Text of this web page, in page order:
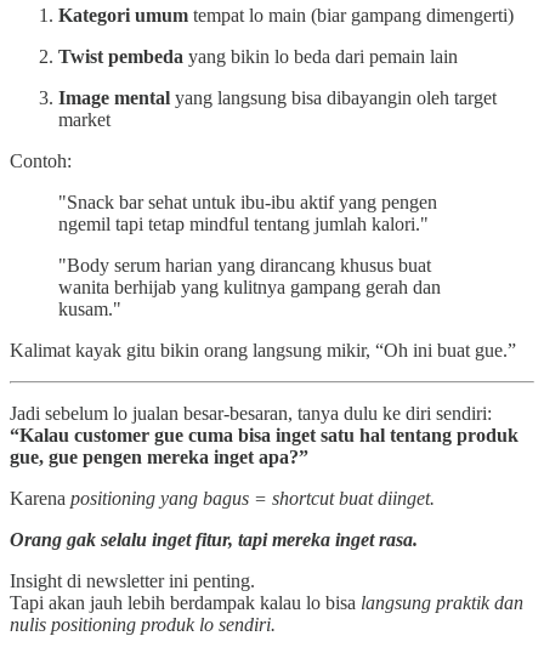
Kategori umum tempat lo main (biar gampang dimengerti)
Twist pembeda yang bikin lo beda dari pemain lain
Image mental yang langsung bisa dibayangin oleh target
market
Contoh:
"Snack bar sehat untuk ibu-ibu aktif yang pengen
ngemil tapi tetap mindful tentang jumlah kalori."
"Body serum harian yang dirancang khusus buat
wanita berhijab yang kulitnya gampang gerah dan
kusam."
Kalimat kayak gitu bikin orang langsung mikir, “Oh ini buat gue.”
Jadi sebelum lo jualan besar-besaran, tanya dulu ke diri sendiri:
“Kalau customer gue cuma bisa inget satu hal tentang produk
gue, gue pengen mereka inget apa?”
Karena positioning yang bagus = shortcut buat diinget.
Orang gak selalu inget fitur, tapi mereka inget rasa.
Insight di newsletter ini penting.
Tapi akan jauh lebih berdampak kalau lo bisa langsung praktik dan
nulis positioning produk lo sendiri.